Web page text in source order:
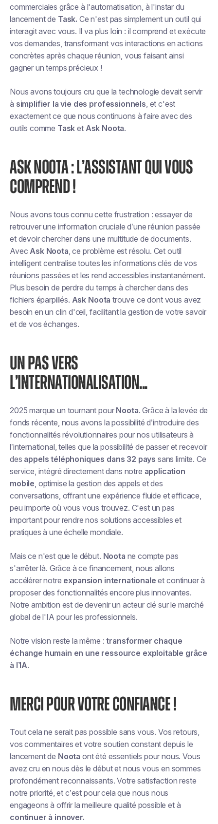
commerciales grâce à l'automatisation, à l'instar du
lancement de Task. Ce n'est pas simplement un outil qui
interagit avec vous. Il va plus loin : il comprend et exécute
vos demandes, transformant vos interactions en actions
concrètes après chaque réunion, vous faisant ainsi
gagner un temps précieux !
Nous avons toujours cru que la technologie devait servir
à simplifier la vie des professionnels, et c'est
exactement ce que nous continuons à faire avec des
outils comme Task et Ask Noota.
ASK NOOTA : L’ASSISTANT QUI VOUS
COMPREND !
Nous avons tous connu cette frustration : essayer de
retrouver une information cruciale d’une réunion passée
et devoir chercher dans une multitude de documents.
AvecAsk Noota, ce problème est résolu. Cet outil
intelligent centralise toutes les informations clés de vos
réunions passées et les rend accessibles instantanément.
Plus besoin de perdre du temps à chercher dans des
fichiers éparpillés. Ask Noota trouve ce dont vous avez
besoin en un clin d'œil, facilitant la gestion de votre savoir
et de vos échanges.
UN PAS VERS
L’INTERNATIONALISATION...
2025 marque un tournant pour Noota. Grâce à la levée de
fonds récente, nous avons la possibilité d’introduire des
fonctionnalités révolutionnaires pour nos utilisateurs à
l’international, telles que la possibilité de passer et recevoir
des appels téléphoniques dans 32 pays sans limite. Ce
service, intégré directement dans notre application
mobile, optimise la gestion des appels et des
conversations, offrant une expérience fluide et efficace,
peu importe où vous vous trouvez. C'est un pas
important pour rendre nos solutions accessibles et
pratiques à une échelle mondiale.
Mais ce n'est que le début. Noota ne compte pas
s'arrêter là. Grâce à ce financement, nous allons
accélérer notre expansion internationale et continuer à
proposer des fonctionnalités encore plus innovantes.
Notre ambition est de devenir un acteur clé sur le marché
global de l'IA pour les professionnels.
Notre vision reste la même :transformer chaque
échange humain en une ressource exploitable grâce
à l’IA.
MERCI POUR VOTRE CONFIANCE !
Tout cela ne serait pas possible sans vous. Vos retours,
vos commentaires et votre soutien constant depuis le
lancement de Noota ont été essentiels pour nous. Vous
avez cru en nous dès le début et nous vous en sommes
profondément reconnaissants. Votre satisfaction reste
notre priorité, et c’est pour cela que nous nous
engageons à offrir la meilleure qualité possible et à
continuer à innover.